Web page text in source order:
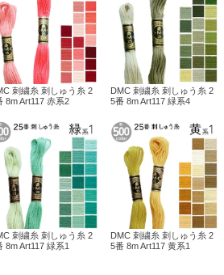
刺繍糸 刺しゅう糸 2
8m Art117 赤系2
DMC 刺繍糸 刺しゅう糸 2
5番 8m Art117 緑系4
刺繍糸 刺しゅう糸 2
8m Art117 緑系1
DMC 刺繍糸 刺しゅう糸 2
5番 8m Art117 黄系1